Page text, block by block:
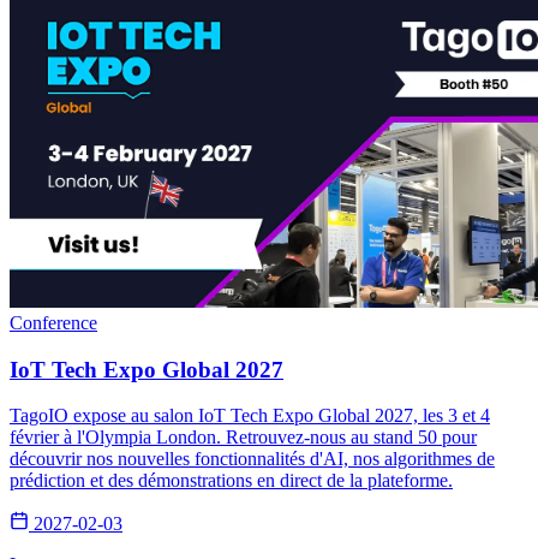
Conference
IoT Tech Expo Global 2027
TagoIO expose au salon IoT Tech Expo Global 2027, les 3 et 4
février à l'Olympia London. Retrouvez-nous au stand 50 pour
découvrir nos nouvelles fonctionnalités d'AI, nos algorithmes de
prédiction et des démonstrations en direct de la plateforme.
2027-02-03